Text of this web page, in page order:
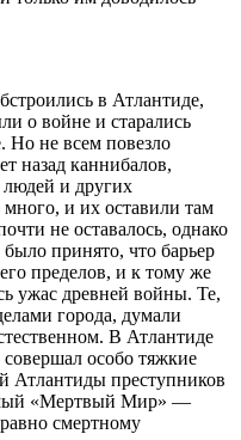
в Атлантиде,
о войне и старались
Но не всем повезло
назад каннибалов,
и других
и их оставили там
не оставалось, однако
было принято, что барьер
пределов, и к тому же
ужас древней войны. Те,
города, думали
В Атлантиде
особо тяжкие
Атлантиды преступников
«Мертвый Мир» —
смертному